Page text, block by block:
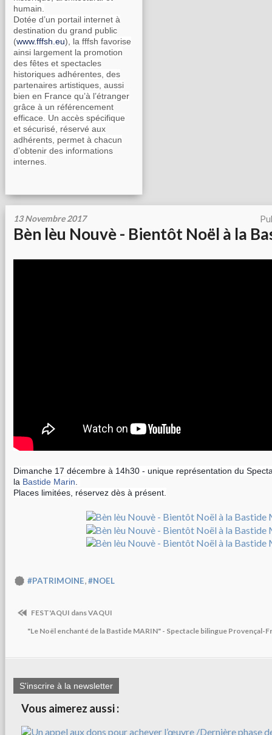
humain.
Dotée d’un portail internet à
destination du grand public
(www.fffsh.eu), la fffsh favorise
ainsi largement la promotion
des fêtes et spectacles
historiques adhérentes, des
partenaires artistiques, aussi
bien en France qu’à l’étranger
grâce à un référencement
efficace. Un accès spécifique
et sécurisé, réservé aux
adhérents, permet à chacun
d’obtenir des informations
internes.
13 Novembre 2017
Bèn lèu Nouvè - Bientôt Noël à la
Dimanche 17 décembre à 14h30 - unique représentation du
la Bastide Marin
Places limitées, réservez dès à présent.
#PATRIMOINE,#NOEL
FEST'AQUI dans VAQUI
"Le Noël enchanté de la Bastide MARIN" - Spectacle bilingue Provençal-
S'inscrire à la newsletter
Vous aimerez aussi :